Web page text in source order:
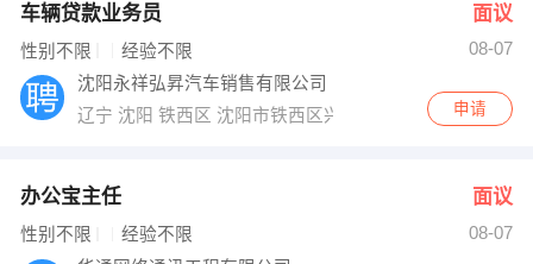
车辆贷款业务员 面议
性别不限 经验不限
08-07
沈阳永祥弘昇汽车销售有限公司
辽宁 沈阳 铁西区 沈阳市铁西区兴华北街18号
申请
办公宝主任 面议
性别不限 经验不限
08-07